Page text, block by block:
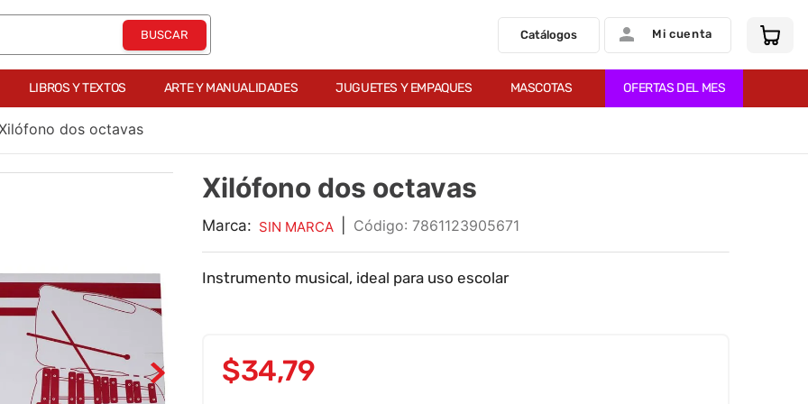
Catálogos Mi cuenta
LIBROS Y TEXTOS ARTE Y MANUALIDADES JUGUETES Y EMPAQUES MASCOTAS OFERTAS DEL MES
dos octavas
Xilófono dos octavas
Marca: SIN MARCA : 7861123905671
Instrumento musical, ideal para uso escolar
$34,79